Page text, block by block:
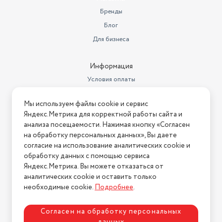
Бренды
Блог
Для бизнеса
Информация
Условия оплаты
Условия возврата
Нашли ошибку на сайте? Напишите нам
2026 © Интернет-магазин "АстМаркет". У нас есть всё!
Политика конфиденциальности
Мы используем файлы cookie и сервис
Яндекс.Метрика для корректной работы сайта и
анализа посещаемости. Нажимая кнопку «Согласен
на обработку персональных данных», Вы даете
согласие на использование аналитических cookie и
обработку данных с помощью сервиса
Яндекс.Метрика. Вы можете отказаться от
аналитических cookie и оставить только
необходимые cookie.Подробнее.
Согласен на обработку персональных